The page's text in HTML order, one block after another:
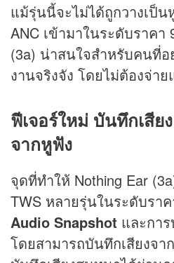
แม้รุ่นนี้จะไม่ได้ถูกวางเป็น
ANC เข้ามาในระดับราคา
(3a) น่าสนใจสำหรับคนที่อ
งานจริงจัง โดยไม่ต้องจ่า
ฟีเจอร์ใหม่ บันทึกเสีย
จากหูฟัง
จุดที่ทำให้ Nothing Ear
TWS หลายรุ่นในระดับรา
Audio Snapshot และกา
โดยสามารถบันทึกเสียงจา